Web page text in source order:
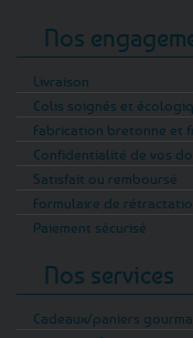
Nos
Livraison
Colis soignés et
Fabrication bretonne et
Confidentialité de vos
Satisfait ou remboursé
Formulaire de
Paiement sécurisé
Nos services
Cadeaux/paniers